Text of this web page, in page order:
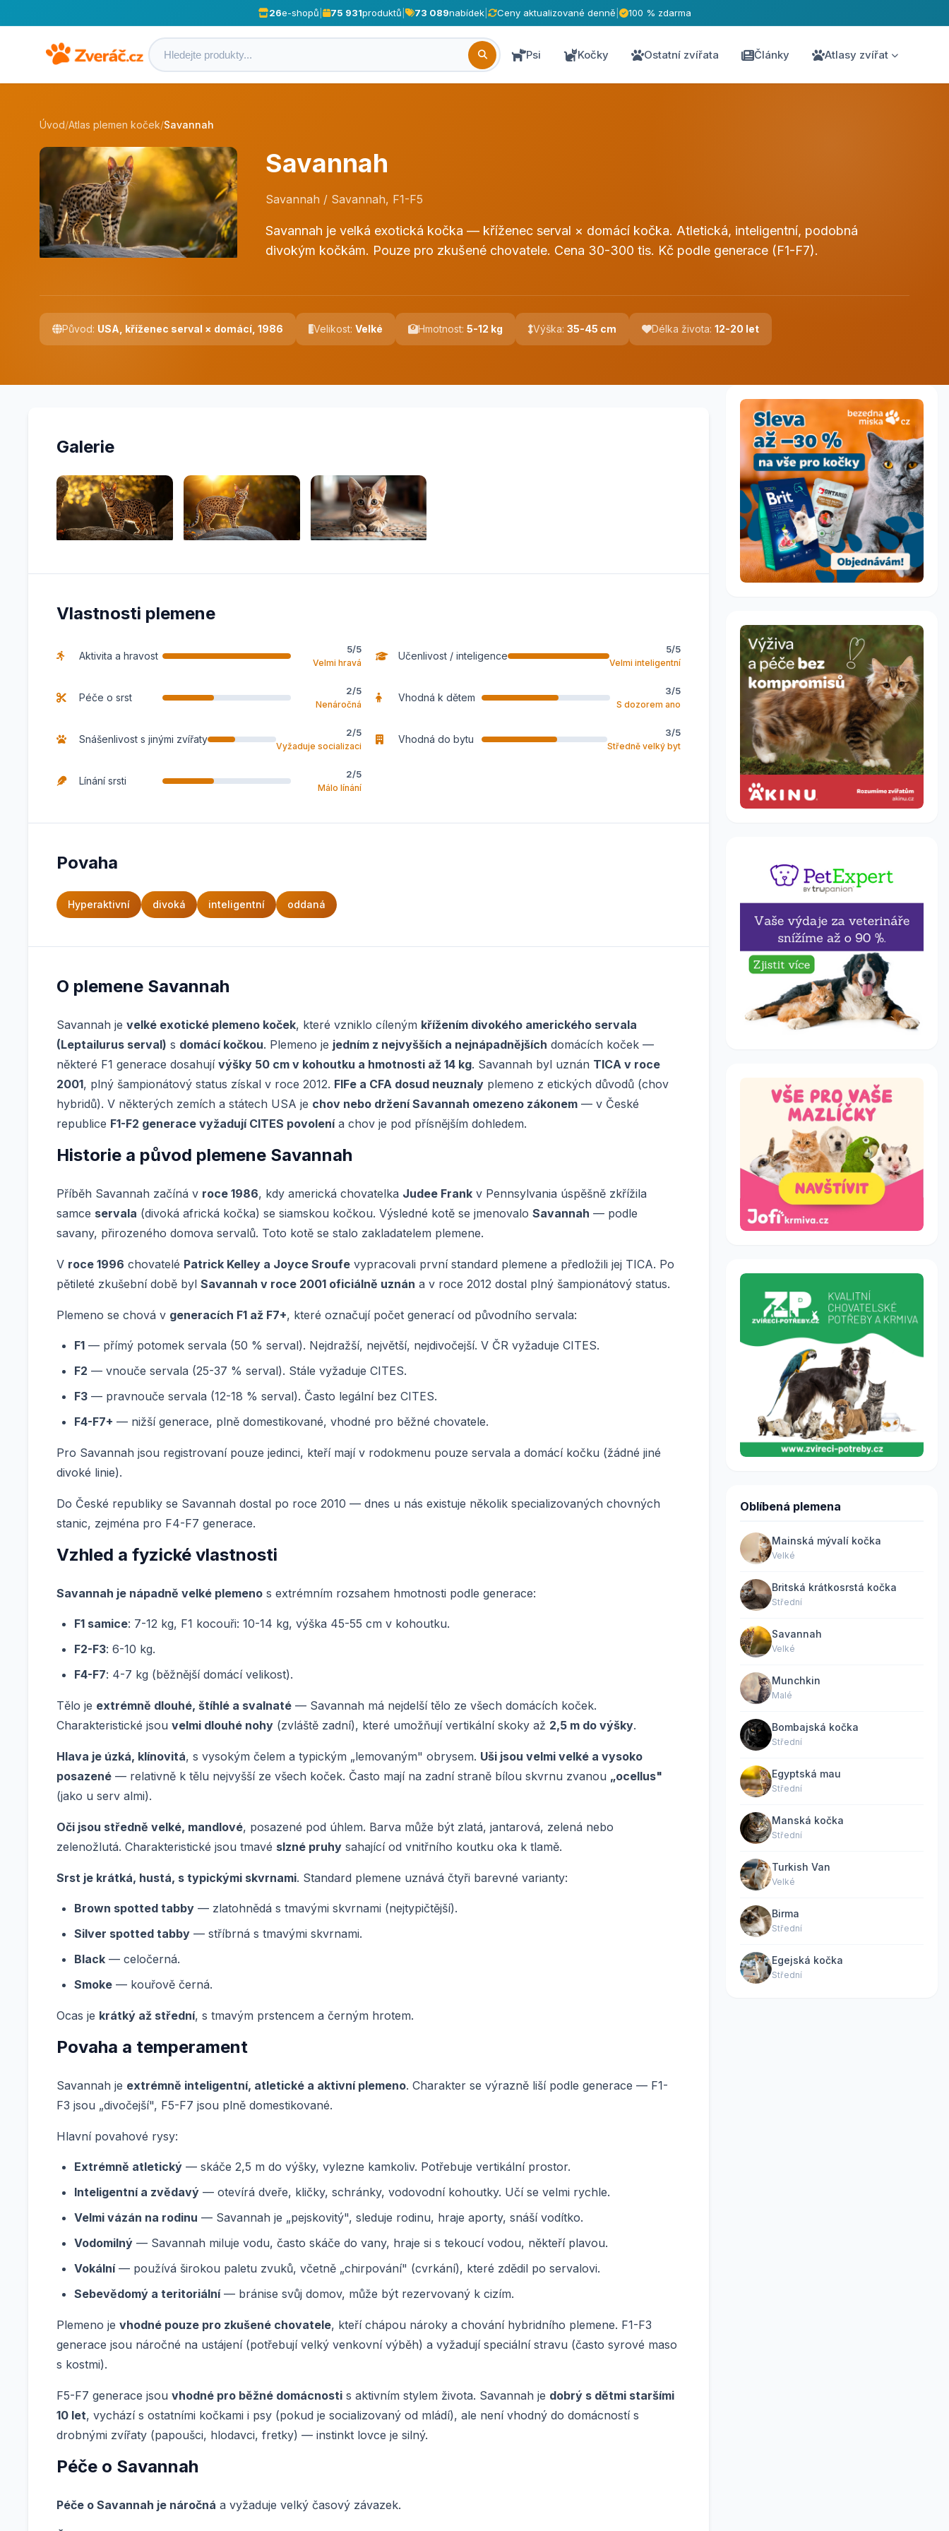
26e-shopů 75 931produktů 73 089nabídek| Ceny aktualizované denně 100 % zdarma
Psi Kočky Ostatní zvířata Články Atlasy zvířat
Úvod/Atlas plemen koček/Savannah
Savannah
Savannah / Savannah, F1-F5
Savannah je velká exotická kočka — kříženec serval × domácí kočka. Atletická, inteligentní, podobná
divokým kočkám. Pouze pro zkušené chovatele. Cena 30-300 tis. Kč podle generace (F1-F7).
Původ: USA, kříženec serval × domácí, 1986 Velikost: Velké Hmotnost: 5-12 kg Výška: 35-45 cm Délka života: 12-20 let
Galerie
Vlastnosti plemene
Aktivita a hravost
5/5
Velmi hravá
Učenlivost / inteligence
5/5
Velmi inteligentní
Péče o srst
2/5
Nenáročná
Vhodná k dětem
3/5
S dozorem ano
Snášenlivost s jinými zvířaty
2/5
Vyžaduje socializaci
Vhodná do bytu
3/5
Středně velký byt
Línání srsti
2/5
Málo línání
Povaha
Hyperaktivní divoká inteligentní oddaná
O plemene Savannah
Savannah je velké exotické plemeno koček, které vzniklo cíleným křížením divokého amerického servala
(Leptailurus serval) s domácí kočkou. Plemeno je jedním z nejvyšších a nejnápadnějších domácích koček —
některé F1 generace dosahují výšky 50 cm v kohoutku a hmotnosti až 14 kg. Savannah byl uznán TICA v roce
2001, plný šampionátový status získal v roce 2012. FIFe a CFA dosud neuznaly plemeno z etických důvodů (chov
hybridů). V některých zemích a státech USA je chov nebo držení Savannah omezeno zákonem — v České
republice F1-F2 generace vyžadují CITES povolenía chov je pod přísnějším dohledem.
Historie a původ plemene Savannah
Příběh Savannah začíná v roce 1986, kdy americká chovatelka Judee Frank v Pennsylvania úspěšně zkřížila
samce servala (divoká africká kočka) se siamskou kočkou. Výsledné kotě se jmenovalo Savannah — podle
savany, přirozeného domova servalů. Toto kotě se stalo zakladatelem plemene.
V roce 1996 chovatelé Patrick Kelley a Joyce Sroufe vypracovali první standard plemene a předložili jej TICA. Po
pětileté zkušební době byl Savannah v roce 2001 oficiálně uznán a v roce 2012 dostal plný šampionátový status.
Plemeno se chová v generacích F1 až F7+, které označují počet generací od původního servala:
F1 — přímý potomek servala (50 % serval). Nejdražší, největší, nejdivočejší. V ČR vyžaduje CITES.
F2 — vnouče servala (25-37 % serval). Stále vyžaduje CITES.
F3 — pravnouče servala (12-18 % serval). Často legální bez CITES.
F4-F7+ — nižší generace, plně domestikované, vhodné pro běžné chovatele.
Pro Savannah jsou registrovaní pouze jedinci, kteří mají v rodokmenu pouze servala a domácí kočku (žádné jiné
divoké linie).
Do České republiky se Savannah dostal po roce 2010 — dnes u nás existuje několik specializovaných chovných
stanic, zejména pro F4-F7 generace.
Vzhled a fyzické vlastnosti
Savannah je nápadně velké plemeno s extrémním rozsahem hmotnosti podle generace:
F1 samice: 7-12 kg, F1 kocouři: 10-14 kg, výška 45-55 cm v kohoutku.
F2-F3: 6-10 kg.
F4-F7: 4-7 kg (běžnější domácí velikost).
Tělo je extrémně dlouhé, štíhlé a svalnaté — Savannah má nejdelší tělo ze všech domácích koček.
Charakteristické jsou velmi dlouhé nohy (zvláště zadní), které umožňují vertikální skoky až 2,5 m do výšky.
Hlava je úzká, klínovitá, s vysokým čelem a typickým „lemovaným" obrysem. Uši jsou velmi velké a vysoko
posazené — relativně k tělu nejvyšší ze všech koček. Často mají na zadní straně bílou skvrnu zvanou „ocellus"
(jako u serv almi).
Oči jsou středně velké, mandlové, posazené pod úhlem. Barva může být zlatá, jantarová, zelená nebo
zelenožlutá. Charakteristické jsou tmavé slzné pruhy sahající od vnitřního koutku oka k tlamě.
Srst je krátká, hustá, s typickými skvrnami. Standard plemene uznává čtyři barevné varianty:
Brown spotted tabby — zlatohnědá s tmavými skvrnami (nejtypičtější).
Silver spotted tabby — stříbrná s tmavými skvrnami.
Black — celočerná.
Smoke — kouřově černá.
Ocas je krátký až střední, s tmavým prstencem a černým hrotem.
Povaha a temperament
Savannah je extrémně inteligentní, atletické a aktivní plemeno. Charakter se výrazně liší podle generace — F1-
F3 jsou „divočejší", F5-F7 jsou plně domestikované.
Hlavní povahové rysy:
Extrémně atletický — skáče 2,5 m do výšky, vylezne kamkoliv. Potřebuje vertikální prostor.
Inteligentní a zvědavý — otevírá dveře, kličky, schránky, vodovodní kohoutky. Učí se velmi rychle.
Velmi vázán na rodinu — Savannah je „pejskovitý", sleduje rodinu, hraje aporty, snáší vodítko.
Vodomilný — Savannah miluje vodu, často skáče do vany, hraje si s tekoucí vodou, někteří plavou.
Vokální— používá širokou paletu zvuků, včetně „chirpování" (cvrkání), které zdědil po servalovi.
Sebevědomý a teritoriální— bránise svůj domov, může být rezervovaný k cizím.
Plemeno je vhodné pouze pro zkušené chovatele, kteří chápou nároky a chování hybridního plemene. F1-F3
generace jsou náročné na ustájení (potřebují velký venkovní výběh) a vyžadují speciální stravu (často syrové maso
s kostmi).
F5-F7 generace jsou vhodné pro běžné domácnosti s aktivním stylem života. Savannah je dobrý s dětmi staršími
10 let, vychází s ostatními kočkami i psy (pokud je socializovaný od mládí), ale není vhodný do domácností s
drobnými zvířaty (papoušci, hlodavci, fretky) — instinkt lovce je silný.
Péče o Savannah
Péče o Savannah je náročná a vyžaduje velký časový závazek.
Oblíbená plemena
Mainská mývalí kočka
Velké
Britská krátkosrstá kočka
Střední
Savannah
Velké
Munchkin
Malé
Bombajská kočka
Střední
Egyptská mau
Střední
Manská kočka
Střední
Turkish Van
Velké
Birma
Střední
Egejská kočka
Střední